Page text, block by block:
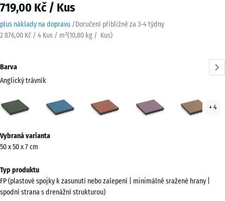
719,00 Kč / Kus
plus náklady na dopravu /Doručení přibližně za 3-4 týdny
2 876,00 Kč / 4 Kus / m²(10,80 kg / Kus)
Barva
Anglický trávník
trávník
Levandule
+ 4
informací
o
Zobrazit
paletu
Vybraná varianta
50 x 50 x 7 cm
Typ produktu
FP (plastové spojky k zasunutí nebo zalepení | minimálně sražené hrany |
spodní strana s drenážní strukturou)